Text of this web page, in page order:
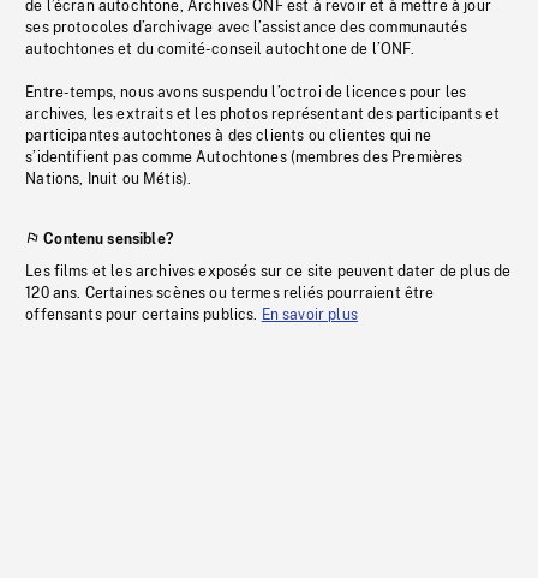
de l’écran autochtone, Archives ONF est à revoir et à mettre à jour
ses protocoles d’archivage avec l’assistance des communautés
autochtones et du comité-conseil autochtone de l’ONF.
Entre-temps, nous avons suspendu l’octroi de licences pour les
archives, les extraits et les photos représentant des participants et
participantes autochtones à des clients ou clientes qui ne
s’identifient pas comme Autochtones (membres des Premières
Nations, Inuit ou Métis).
Contenu sensible?
Les films et les archives exposés sur ce site peuvent dater de plus de
120 ans. Certaines scènes ou termes reliés pourraient être
offensants pour certains publics. En savoir plus